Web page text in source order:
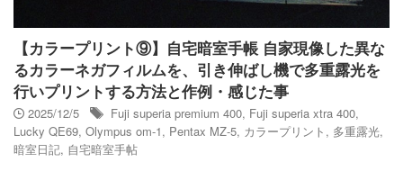
【カラープリント⑨】自宅暗室手帳 自家現像した異な
るカラーネガフィルムを、引き伸ばし機で多重露光を
行いプリントする方法と作例・感じた事
2025/12/5 Fuji superia premium 400, Fuji superia xtra 400,
Lucky QE69, Olympus om-1, Pentax MZ-5, カラープリント , 多重露光,
暗室日記, 自宅暗室手帖